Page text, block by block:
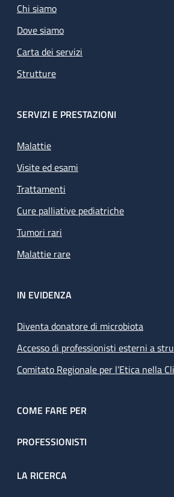
Chi siamo
Dove siamo
Carta dei servizi
Strutture
SERVIZI E PRESTAZIONI
Malattie
Visite ed esami
Trattamenti
Cure palliative pediatriche
Tumori rari
Malattie rare
IN EVIDENZA
Diventa donatore di microbiota
Accesso di professionisti esterni a
Comitato Regionale per l’Etica nella
COME FARE PER
PROFESSIONISTI
LA RICERCA